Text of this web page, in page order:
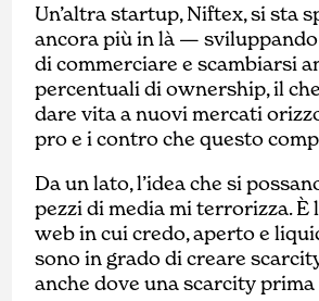
Un’altra startup, Niftex, si sta
ancora più in là —
di commerciare e scambiarsi
percentuali di ownership, il
dare vita a nuovi mercati
pro e i contro che questo
Da un lato, l’idea che si
pezzi di media mi terrorizza. È
web in cui credo, aperto e
sono in grado di creare
anche dove una scarcity prima